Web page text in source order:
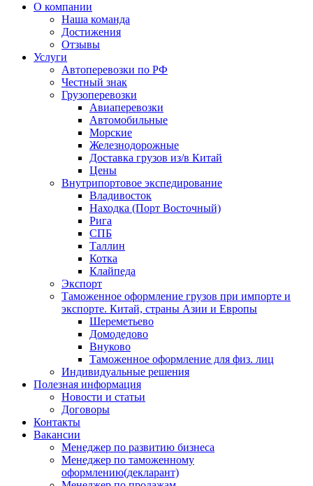
О компании
Наша команда
Достижения
Отзывы
Услуги
Автоперевозки по РФ
Честный знак
Грузоперевозки
Авиаперевозки
Автомобильные
Морские
Железнодорожные
Доставка грузов из/в Китай
Цены
Внутрипортовое экспедирование
Владивосток
Находка (Порт Восточный)
Рига
СПБ
Таллин
Котка
Клайпеда
Экспорт
Таможенное оформление грузов при импорте и
экспорте. Китай, страны Азии и Европы
Шереметьево
Домодедово
Внуково
Таможенное оформление для физ. лиц
Индивидуальные решения
Полезная информация
Новости и статьи
Договоры
Контакты
Вакансии
Менеджер по развитию бизнеса
Менеджер по таможенному
оформлению(декларант)